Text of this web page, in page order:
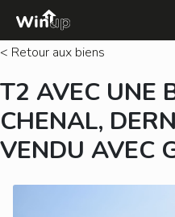
< Retour aux biens
T2 AVEC UNE
CHENAL,
VENDU AVEC